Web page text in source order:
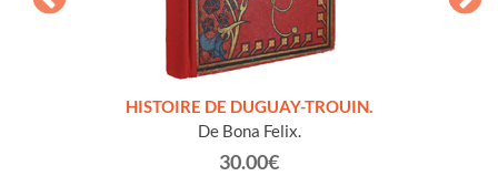
HISTOIRE DE DUGUAY-TROUIN.
De Bona Felix.
30.00€